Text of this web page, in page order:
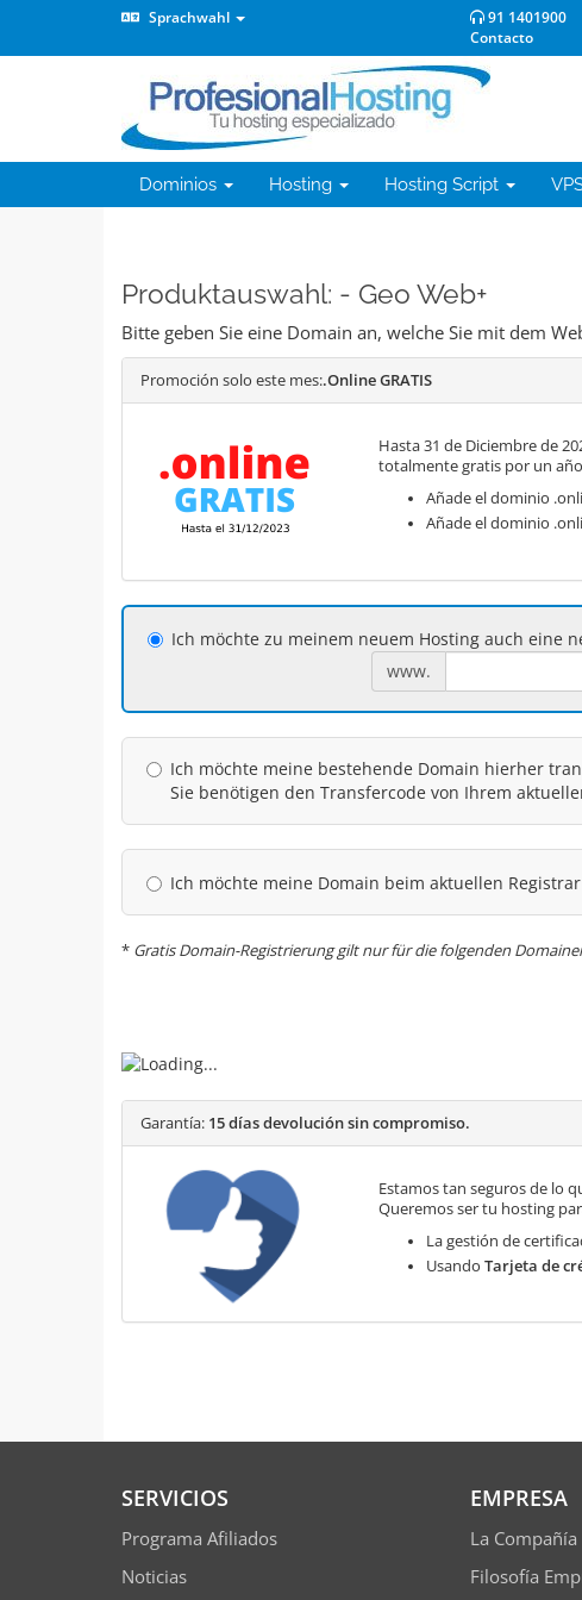
Sprachwahl 91 1401900
Contacto
Dominios Hosting Hosting Script
Produktauswahl: - Geo Web+
Bitte geben Sie eine Domain an, welche Sie mit dem
Promoción solo este mes:.Online GRATIS
Hasta 31 de Diciembre de
totalmente gratis por un
Añade el dominio
Añade el dominio
Ich möchte zu meinem neuem Hosting auch eine
www.
Ich möchte meine bestehende Domain hierher
Sie benötigen den Transfercode von Ihrem
Ich möchte meine Domain beim aktuellen
* Gratis Domain-Registrierung gilt nur für die folgenden
Garantía: 15 días devolución sin compromiso.
Estamos tan seguros de lo
Queremos ser tu hosting
La gestión de
Usando Tarjeta de
SERVICIOS
Programa Afiliados
Noticias
EMPRESA
La Compañía
Filosofía